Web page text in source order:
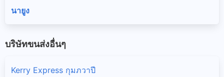
นายูง
บริษัทขนส่งอื่นๆ
Kerry Express กุมภวาปี